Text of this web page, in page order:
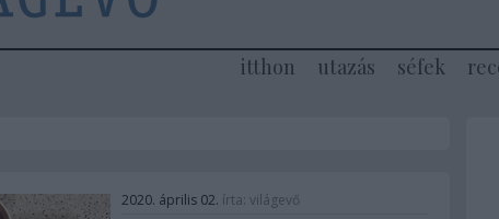
itthon utazás séfek
2020. április 02. írta: világevő